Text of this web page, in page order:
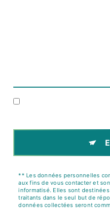
** Les données personnelles
aux fins de vous contacter et
informatisé. Elles sont destinées
traitants dans le seul but de
données collectées seront